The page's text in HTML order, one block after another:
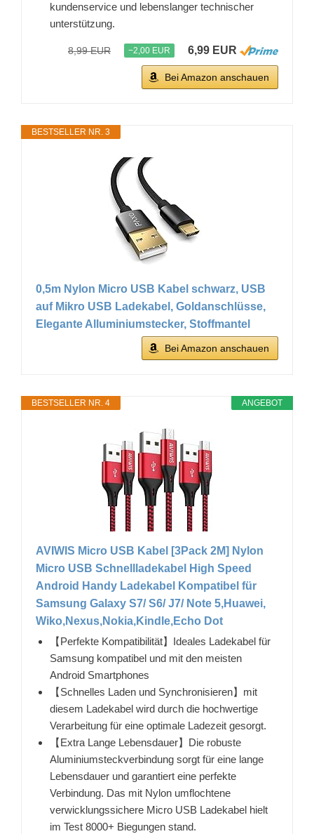
kundenservice und lebenslanger technischer
unterstützung.
8,99 EUR −2,00 EUR 6,99 EUR
Bei Amazon anschauen
BESTSELLER NR. 3
0,5m Nylon Micro USB Kabel schwarz, USB
auf Mikro USB Ladekabel, Goldanschlüsse,
Elegante Alluminiumstecker, Stoffmantel
Bei Amazon anschauen
ANGEBOT
BESTSELLER NR. 4
AVIWIS Micro USB Kabel [3Pack 2M] Nylon
Micro USB Schnellladekabel High Speed
Android Handy Ladekabel Kompatibel für
Samsung Galaxy S7/ S6/ J7/ Note 5,Huawei,
Wiko,Nexus,Nokia,Kindle,Echo Dot
【Perfekte Kompatibilität】Ideales Ladekabel für
Samsung kompatibel und mit den meisten
Android Smartphones
【Schnelles Laden und Synchronisieren】mit
diesem Ladekabel wird durch die hochwertige
Verarbeitung für eine optimale Ladezeit gesorgt.
【Extra Lange Lebensdauer】Die robuste
Aluminiumsteckverbindung sorgt für eine lange
Lebensdauer und garantiert eine perfekte
Verbindung. Das mit Nylon umflochtene
verwicklungssichere Micro USB Ladekabel hielt
im Test 8000+ Biegungen stand.